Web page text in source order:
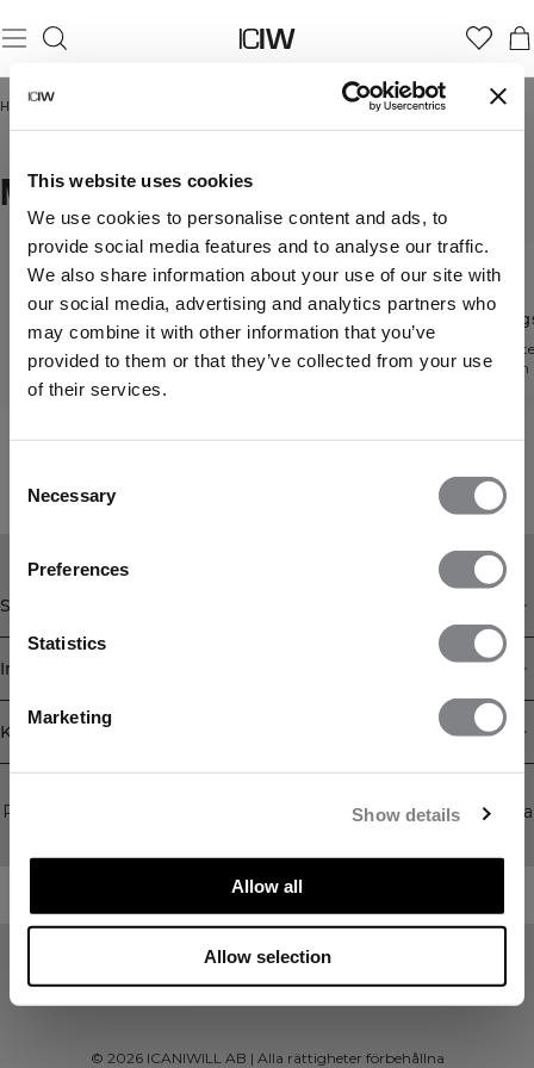
This website uses cookies
We use cookies to personalise content and ads, to
provide social media features and to analyse our traffic.
We also share information about your use of our site with
our social media, advertising and analytics partners who
may combine it with other information that you’ve
provided to them or that they’ve collected from your use
of their services.
Selection
Necessary
Preferences
Statistics
Marketing
Show details
Allow all
Allow selection
Home /
MJUKISBYXOR
Byxor
Upptäck alla våra byxor Byxor straight leg
mångsidig design
passform
Shop
Information
Kundservice
Newsletter
Prenumerera på vårt nyhetsbrev! Få exklusiva erbjudanden, våra
© 2026ICANIWILL AB | Alla rättigheter förbehållna
När du prenumererar på vårt nyhetsbrev.